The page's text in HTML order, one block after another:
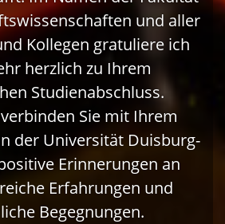
und aller
Kollegen gratuliere ich
herzlich zu Ihrem
Studienabschluss.
Sie mit Ihrem
der Universität Duisburg-
Erinnerungen an
Erfahrungen und
Begegnungen.